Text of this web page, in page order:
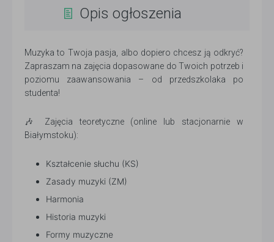
Opis ogłoszenia
Muzyka to Twoja pasja, albo dopiero chcesz ją odkryć?
Zapraszam na zajęcia dopasowane do Twoich potrzeb i
poziomu zaawansowania – od przedszkolaka po
studenta!
🎶 Zajęcia teoretyczne (online lub stacjonarnie w
Białymstoku):
Kształcenie słuchu (KS)
Zasady muzyki (ZM)
Harmonia
Historia muzyki
Formy muzyczne